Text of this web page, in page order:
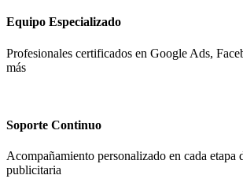
Equipo Especializado
Profesionales certificados en Google Ads,
más
Soporte Continuo
Acompañamiento personalizado en cada etapa
publicitaria